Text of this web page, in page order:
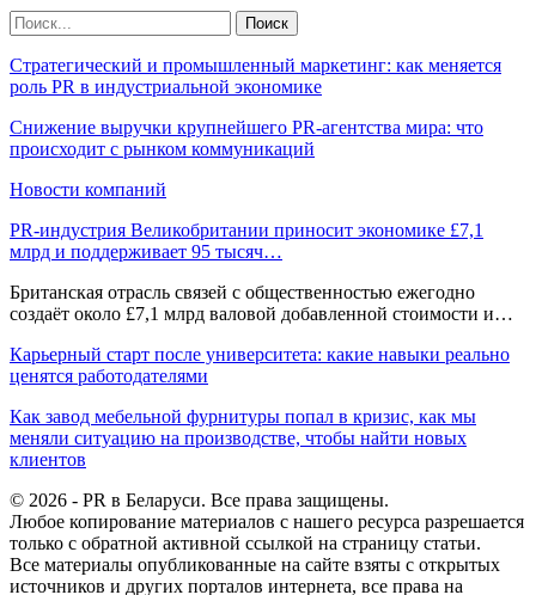
Стратегический и промышленный маркетинг: как меняется
роль PR в индустриальной экономике
Снижение выручки крупнейшего PR-агентства мира: что
происходит с рынком коммуникаций
Новости компаний
PR-индустрия Великобритании приносит экономике £7,1
млрд и поддерживает 95 тысяч…
Британская отрасль связей с общественностью ежегодно
создаёт около £7,1 млрд валовой добавленной стоимости и…
Карьерный старт после университета: какие навыки реально
ценятся работодателями
Как завод мебельной фурнитуры попал в кризис, как мы
меняли ситуацию на производстве, чтобы найти новых
клиентов
© 2026 - PR в Беларуси. Все права защищены.
Любое копирование материалов с нашего ресурса разрешается
только с обратной активной ссылкой на страницу статьи.
Все материалы опубликованные на сайте взяты с открытых
источников и других порталов интернета, все права на